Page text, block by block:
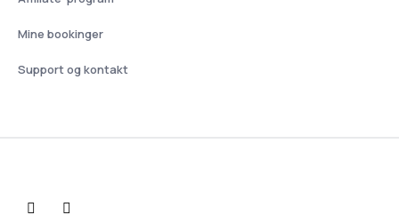
Mine bookinger
Support og kontakt